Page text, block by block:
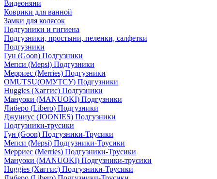
Видеоняни
Коврики для ванной
Замки для колясок
Подгузники и гигиена
Подгузники, простыни, пеленки, салфетки
Подгузники
Гун (Goon) Подгузники
Мепси (Mepsi) Подгузники
Мерриес (Merries) Подгузники
OMUTSU(ОМУТСУ) Подгузники
Huggies (Хаггис) Подгузники
Мануоки (MANUOKI) Подгузники
Либеро (Libero) Подгузники
Джуниус (JOONIES) Подгузники
Подгузники-трусики
Гун (Goon) Подгузники-Трусики
Мепси (Mepsi) Подгузники-Трусики
Мерриес (Merries) Подгузники-Трусики
Мануоки (MANUOKI) Подгузники-трусики
Huggies (Хаггис) Подгузники-Трусики